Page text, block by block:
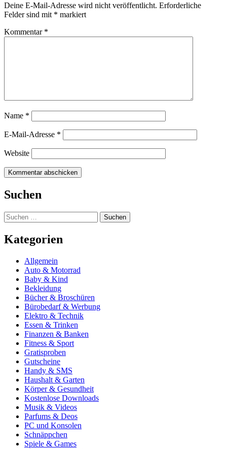
Deine E-Mail-Adresse wird nicht veröffentlicht. Erforderliche
Felder sind mit * markiert
Kommentar *
Name *
E-Mail-Adresse *
Website
Suchen
Suchen
nach:
Kategorien
Allgemein
Auto & Motorrad
Baby & Kind
Bekleidung
Bücher & Broschüren
Bürobedarf & Werbung
Elektro & Technik
Essen & Trinken
Finanzen & Banken
Fitness & Sport
Gratisproben
Gutscheine
Handy & SMS
Haushalt & Garten
Körper & Gesundheit
Kostenlose Downloads
Musik & Videos
Parfums & Deos
PC und Konsolen
Schnäppchen
Spiele & Games